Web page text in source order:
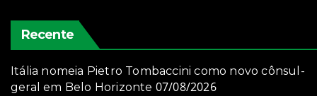
Recente
Itália nomeia Pietro Tombaccini como novo cônsul-
geral em Belo Horizonte 07/08/2026